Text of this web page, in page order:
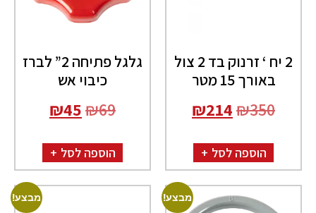
2 יח ‘ זרנוק בד 2 צול
באורך 15 מטר
₪350
₪214
הוספה לסל
גלגל פתיחה 2” לברז
כיבוי אש
₪69
₪45
הוספה לסל
מבצע! מבצע!